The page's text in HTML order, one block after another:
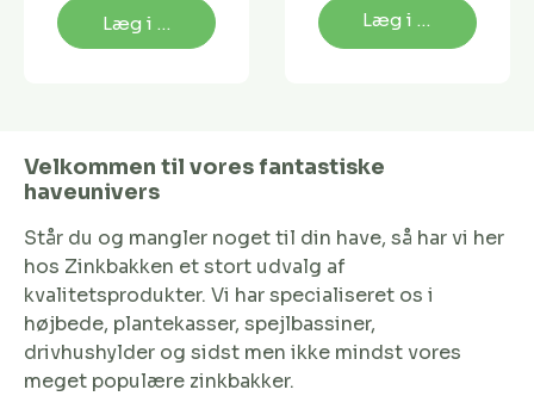
Læg i kurv Læg i kurv
Velkommen til vores fantastiske
haveunivers
Står du og mangler noget til din have, så har vi her
hos Zinkbakken et stort udvalg af
kvalitetsprodukter. Vi har specialiseret os i
højbede, plantekasser, spejlbassiner,
drivhushylder og sidst men ikke mindst vores
meget populære zinkbakker.